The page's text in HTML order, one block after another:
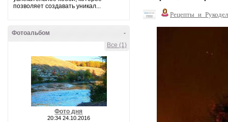
позволяет создавать уникал...
-
Фотоальбом
Все (1)
Фото дня
20:34 24.10.2016